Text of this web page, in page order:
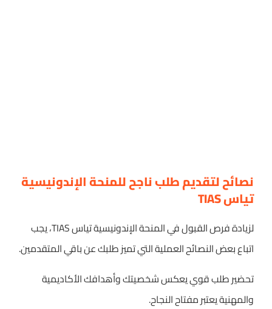
نصائح لتقديم طلب ناجح للمنحة الإندونيسية
تياس TIAS
لزيادة فرص القبول في المنحة الإندونيسية تياس TIAS، يجب
اتباع بعض النصائح العملية التي تميز طلبك عن باقي المتقدمين.
تحضير طلب قوي يعكس شخصيتك وأهدافك الأكاديمية
والمهنية يعتبر مفتاح النجاح.